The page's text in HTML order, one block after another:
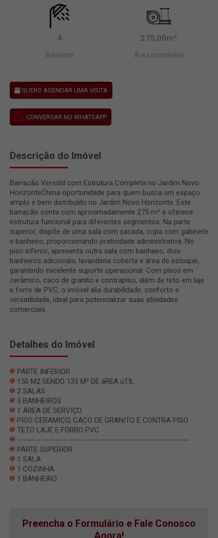
4
Banheiro
275,00m²
Área construída
QUERO AGENDAR UMA VISITA
CONVERSAR NO WHATSAPP
Descrição do Imóvel
Barracão Versátil com Estrutura Completa no Jardim Novo
HorizonteÓtima oportunidade para quem busca um espaço
amplo e bem distribuído no Jardim Novo Horizonte. Este
barracão conta com aproximadamente 275 m² e oferece
estrutura funcional para diferentes segmentos. Na parte
superior, dispõe de uma sala com sacada, copa com gabinete
e banheiro, proporcionando praticidade administrativa. No
piso inferior, apresenta outra sala com banheiro, dois
banheiros adicionais, lavanderia coberta e área de estoque,
garantindo excelente suporte operacional. Com pisos em
cerâmico, caco de granito e contrapiso, além de teto em laje
e forro de PVC, o imóvel alia durabilidade, conforto e
versatilidade, ideal para potencializar suas atividades
comerciais.
Detalhes do Imóvel
PARTE INFERIOR
150 M2 SENDO 133 M² DE áREA úTIL
2 SALAS
3 BANHEIROS
1 ÁREA DE SERVIÇO
PISO CERAMICO, CACO DE GRANITO E CONTRA PISO
TETO LAJE E FORRO PVC
-----------------------------------------------------------
PARTE SUPERIOR
1 SALA
1 COZINHA
1 BANHEIRO
Preencha o Formulário e Fale Conosco
Agora!